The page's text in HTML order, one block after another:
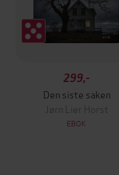
299,-
Den siste saken
Jørn Lier Horst
EBOK